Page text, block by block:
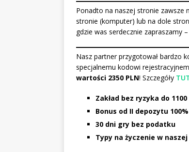
Ponadto na naszej stronie zawsze
stronie (komputer) lub na dole
gdzie was serdecznie zapraszamy –
Nasz partner przygotował bardzo
specjalnemu kodowi
wartości 2350 PLN! Szczegóły
Zakład bez ryzyka do
Bonus od II depozytu
30 dni gry bez podatku
Typy na życzenie w naszej